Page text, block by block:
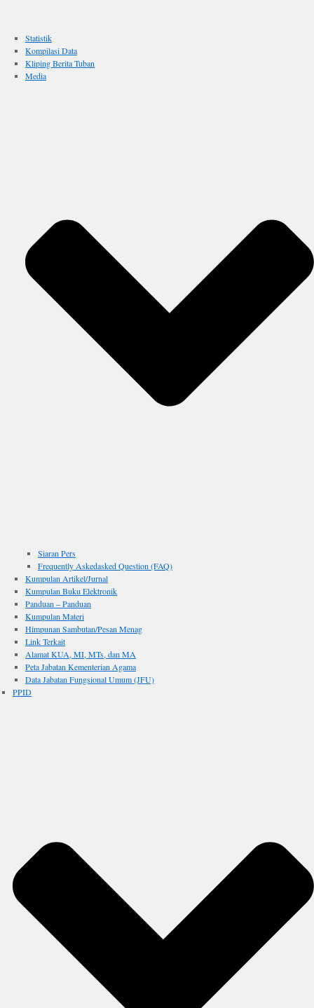
Statistik
Kompilasi Data
Kliping Berita Tuban
Media
Siaran Pers
Frequently Askedasked Question (FAQ)
Kumpulan Artikel/Jurnal
Kumpulan Buku Elektronik
Panduan – Panduan
Kumpulan Materi
Himpunan Sambutan/Pesan Menag
Link Terkait
Alamat KUA, MI, MTs, dan MA
Peta Jabatan Kementerian Agama
Data Jabatan Fungsional Umum (JFU)
PPID